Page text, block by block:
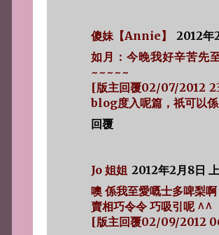
傻妹【Annie】
2012年
如月：今晚我好辛苦先
~~~~~
[版主回覆02/07/2012
blog度入呢篇，祇可以
回覆
Jo 姐姐 2012年2月8日
噢 係我至愛嘅士多啤梨
賣相巧令令 巧吸引呢 ^^
[版主回覆02/09/2012